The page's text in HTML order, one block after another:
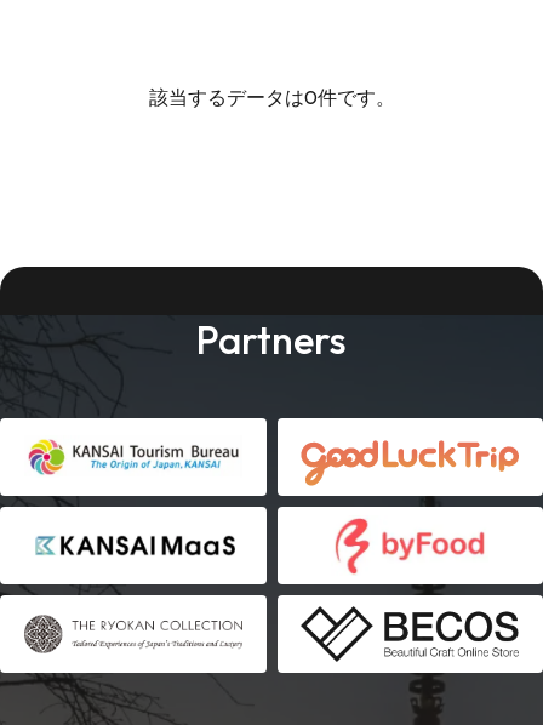
該当するデータは0件です。
Partners